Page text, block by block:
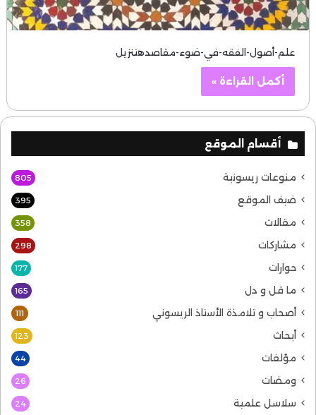
علم-أصول-الفقه-في-ضوء-مقاصدهتنزيل
أكمل القراءة »
أقسام الموقع
منوعات ريسونية 805
ضيف الموقع 395
مقالات 358
مشاركات 298
حوارات 177
ما قل و دل 165
أصحاب و تلامذة الأستاذ الريسوني 111
أبحاث 123
مؤلفات 44
ومضات 26
سلاسل علمية 24